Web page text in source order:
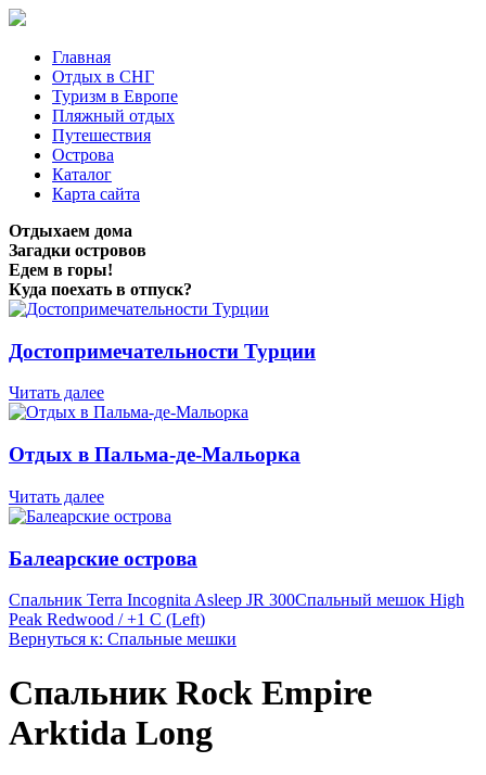
Главная
Отдых в СНГ
Туризм в Европе
Пляжный отдых
Путешествия
Острова
Каталог
Карта сайта
Отдыхаем дома
Загадки островов
Едем в горы!
Куда поехать в отпуск?
Достопримечательности Турции
Читать далее
Отдых в Пальма-де-Мальорка
Читать далее
Балеарские острова
Спальник Terra Incognita Asleep JR 300Спальный мешок High
Peak Redwood / +1 C (Left)
Вернуться к: Спальные мешки
Спальник Rock Empire
Arktida Long